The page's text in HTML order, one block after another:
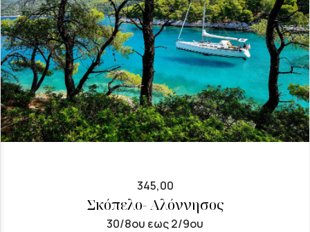
345,00
Σκόπελο- Αλόννησος
30/8ου εως 2/9ου